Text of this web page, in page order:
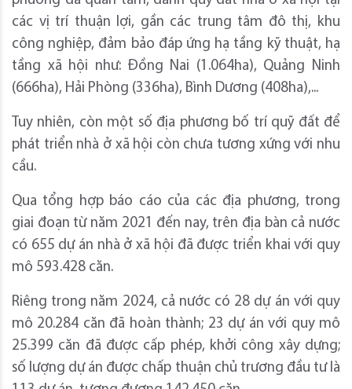
các vị trí thuận lợi, gần các trung tâm đô thị, khu
công nghiệp, đảm bảo đáp ứng hạ tầng kỹ thuật, hạ
tầng xã hội như: Đồng Nai (1.064ha), Quảng Ninh
(666ha), Hải Phòng (336ha), Bình Dương (408ha),...
Tuy nhiên, còn một số địa phương bố trí quỹ đất để
phát triển nhà ở xã hội còn chưa tương xứng với nhu
cầu.
Qua tổng hợp báo cáo của các địa phương, trong
giai đoạn từ năm 2021 đến nay, trên địa bàn cả nước
có 655 dự án nhà ở xã hội đã được triển khai với quy
mô 593.428 căn.
Riêng trong năm 2024, cả nước có 28 dự án với quy
mô 20.284 căn đã hoàn thành; 23 dự án với quy mô
25.399 căn đã được cấp phép, khởi công xây dựng;
số lượng dự án được chấp thuận chủ trương đầu tư là